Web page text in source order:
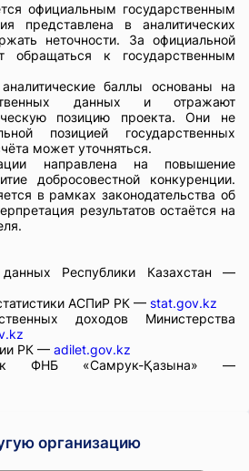
официальным государственным
представлена в аналитических
неточности. За официальной
обращаться к государственным
баллы основаны на
данных и отражают
позицию проекта. Они не
позицией государственных
может уточняться.
направлена на повышение
добросовестной конкуренции.
в рамках законодательства об
результатов остаётся на
Республики Казахстан —
АСПиР РК — stat.gov.kz
доходов Министерства
РК — adilet.gov.kz
ФНБ «Самрук-Қазына» —
организацию